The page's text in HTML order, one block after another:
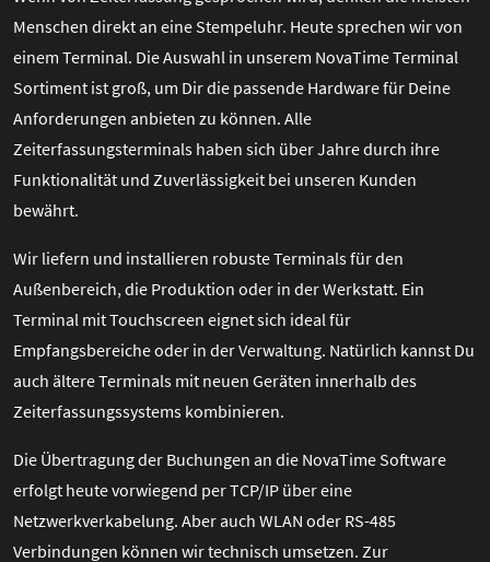
Menschen direkt an eine Stempeluhr. Heute sprechen wir von
einem Terminal. Die Auswahl in unserem NovaTime Terminal
Sortiment ist groß, um Dir die passende Hardware für Deine
Anforderungen anbieten zu können. Alle
Zeiterfassungsterminals haben sich über Jahre durch ihre
Funktionalität und Zuverlässigkeit bei unseren Kunden
bewährt.
Wir liefern und installieren robuste Terminals für den
Außenbereich, die Produktion oder in der Werkstatt. Ein
Terminal mit Touchscreen eignet sich ideal für
Empfangsbereiche oder in der Verwaltung. Natürlich kannst Du
auch ältere Terminals mit neuen Geräten innerhalb des
Zeiterfassungssystems kombinieren.
Die Übertragung der Buchungen an die NovaTime Software
erfolgt heute vorwiegend per TCP/IP über eine
Netzwerkverkabelung. Aber auch WLAN oder RS-485
Verbindungen können wir technisch umsetzen. Zur